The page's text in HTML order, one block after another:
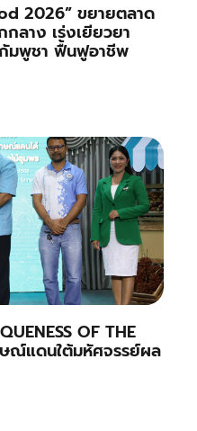
2026” ขยายตลาด
ลาง เร่งเยียวยา
มพูชา ฟื้นฟูอาชีพ
OF THE
ณ์แดนใต้มหัศจรรย์ผล